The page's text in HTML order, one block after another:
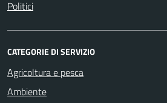
Politici
CATEGORIE DI SERVIZIO
Agricoltura e pesca
Ambiente